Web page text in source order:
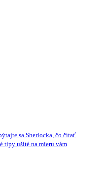
sa Sherlocka, čo čítať
tipy ušité na mieru vám